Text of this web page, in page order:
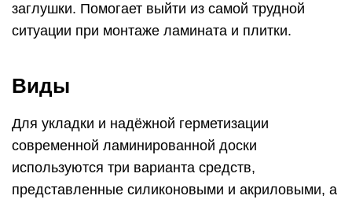
заглушки. Помогает выйти из самой трудной
ситуации при монтаже ламината и плитки.
Виды
Для укладки и надёжной герметизации
современной ламинированной доски
используются три варианта средств,
представленные силиконовыми и акриловыми, а